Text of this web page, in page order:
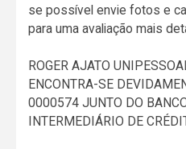
se possível envie fotos e
para uma avaliação mais
ROGER AJATO
ENCONTRA-SE
0000574 JUNTO DO
INTERMEDIÁRIO DE